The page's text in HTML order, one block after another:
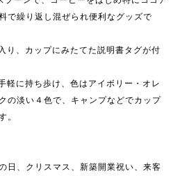
で繰り返し混ぜられ便利なグッズで
り、カップにみたてた説明書タグが付
軽に持ち歩け、色はアイボリー・オレ
の淡い４色で、キャンプなどでカップ
日、クリスマス、新築開業祝い、来客